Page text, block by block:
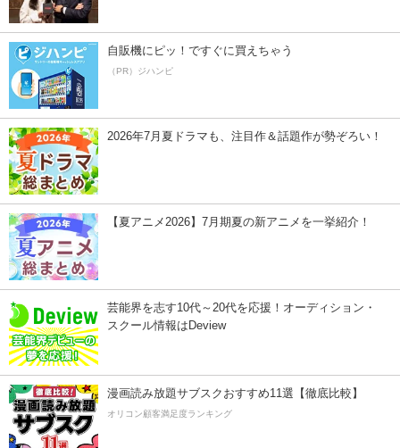
自販機にピッ！ですぐに買えちゃう
（PR）ジハンピ
2026年7月夏ドラマも、注目作＆話題作が勢ぞろい！
【夏アニメ2026】7月期夏の新アニメを一挙紹介！
芸能界を志す10代～20代を応援！オーディション・
スクール情報はDeview
漫画読み放題サブスクおすすめ11選【徹底比較】
オリコン顧客満足度ランキング